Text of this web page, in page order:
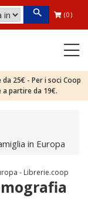
(0)
25€ - Per i soci Coop
partire da 19€.
in Europa